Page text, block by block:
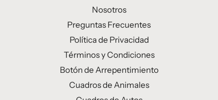
Nosotros
Preguntas Frecuentes
Política de Privacidad
Términos y Condiciones
Botón de Arrepentimiento
Cuadros de Animales